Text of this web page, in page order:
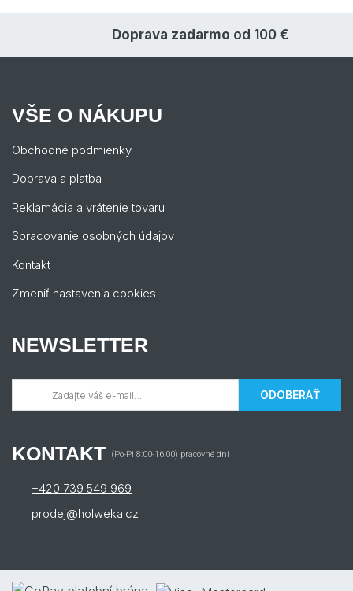
Doprava zadarmo od 100 €
VŠE O NÁKUPU
Obchodné podmienky
Doprava a platba
Reklamácia a vrátenie tovaru
Spracovanie osobných údajov
Kontakt
Zmeniť nastavenia cookies
NEWSLETTER
ODOBERAŤ
KONTAKT (Po-Pi 8:00-16:00) pracovné dni
+420 739 549 969
prodej@holweka.cz